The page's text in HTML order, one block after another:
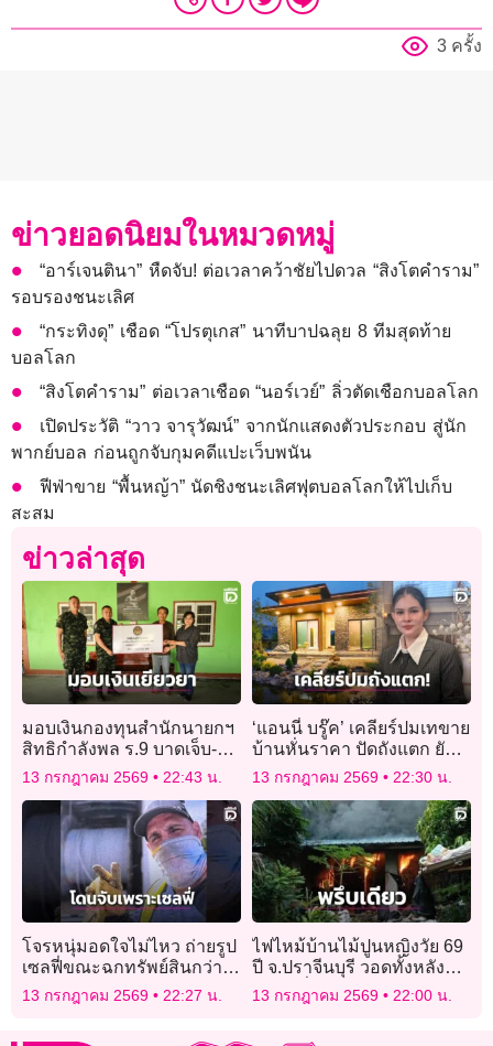
3 ครั้ง
ข่าวยอดนิยมในหมวดหมู่
“อาร์เจนตินา” หืดจับ! ต่อเวลาคว้าชัยไปดวล “สิงโตคำราม”
รอบรองชนะเลิศ
“กระทิงดุ” เชือด “โปรตุเกส” นาทีบาปฉลุย 8 ทีมสุดท้าย
บอลโลก
“สิงโตคำราม” ต่อเวลาเชือด “นอร์เวย์” ลิ่วตัดเชือกบอลโลก
เปิดประวัติ “วาว จารุวัฒน์” จากนักแสดงตัวประกอบ สู่นัก
พากย์บอล ก่อนถูกจับกุมคดีแปะเว็บพนัน
ฟีฟ่าขาย “พื้นหญ้า” นัดชิงชนะเลิศฟุตบอลโลกให้ไปเก็บ
สะสม
ข่าวล่าสุด
มอบเงินกองทุนสำนักนายกฯ
สิทธิกำลังพล ร.9 บาดเจ็บ-
เสียชีวิต เหตุซุ่มยิงชายแดน
ไทย-กัมพูชา
13 กรกฎาคม 2569 22:43 น.
‘แอนนี่ บรู๊ค’ เคลียร์ปมเทขาย
บ้านหั่นราคา ปัดถังแตก ยัน
งานออนไลน์ยังปัง
13 กรกฎาคม 2569 22:30 น.
โจรหนุ่มอดใจไม่ไหว ถ่ายรูป
เซลฟี่ขณะฉกทรัพย์สินกว่า 3
ล้าน โดนตำรวจตามรอยจน
13 กรกฎาคม 2569 22:27 น.
ไฟไหม้บ้านไม้ปูนหญิงวัย 69
ปี จ.ปราจีนบุรี วอดทั้งหลัง
เจ้าตัวนั่งอยู่หน้าบ้านรอด
หวุดหวิด
13 กรกฎาคม 2569 22:00 น.